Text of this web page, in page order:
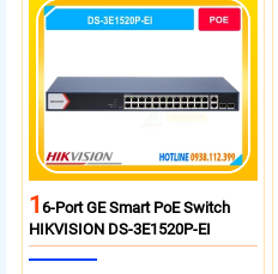
rộng linh hoạt. Hỗ trợ truyền PoE
xa tối đa lên đến 300 mét.
16-Port GE Smart PoE Switch
HIKVISION DS-3E1520P-EI